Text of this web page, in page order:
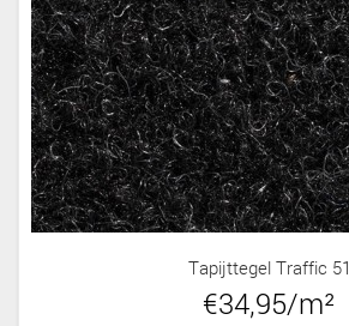
Tapijttegel Traffic 51
€34,95/m²